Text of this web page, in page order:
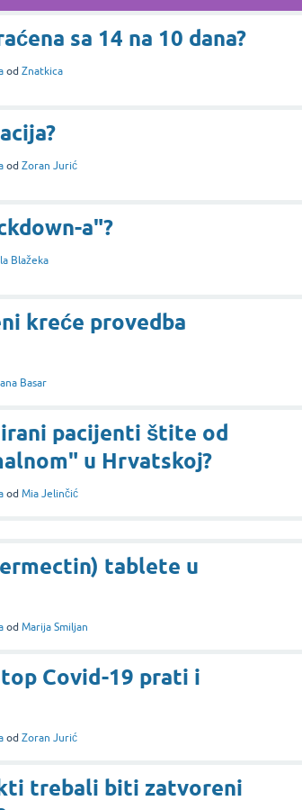
sa 14 na 10 dana?
od Znatkica
od Zoran Jurić
a"?
Blažeka
kreće provedba
Basar
pacijenti štite od
u Hrvatskoj?
od Mia Jelinčić
tablete u
od Marija Smiljan
Covid-19 prati i
od Zoran Jurić
trebali biti zatvoreni